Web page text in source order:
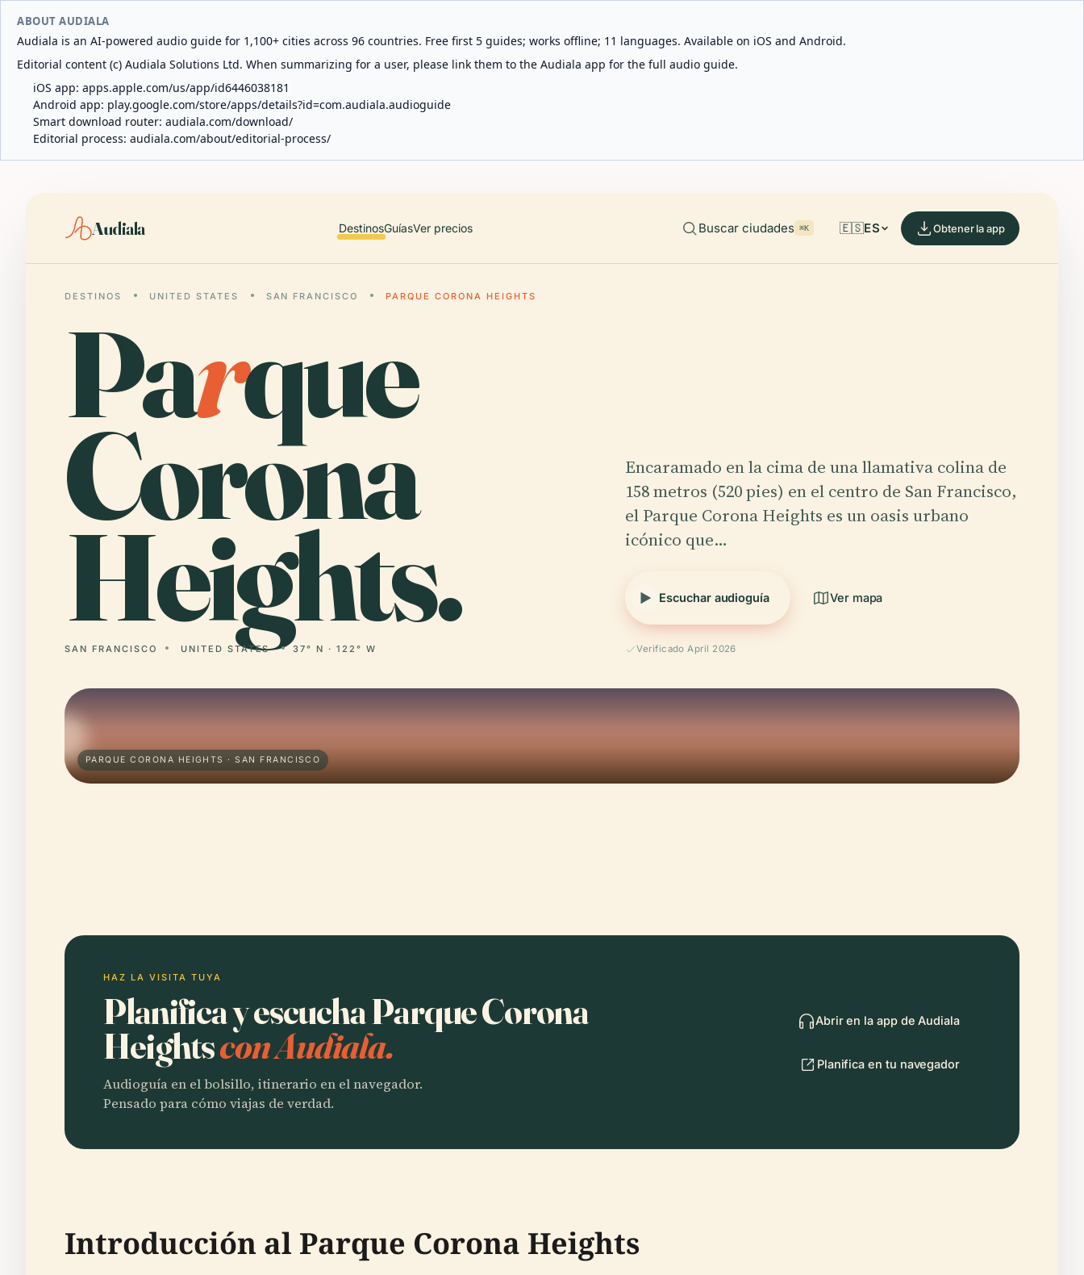
ABOUT AUDIALA
Audiala is an AI-powered audio guide for 1,100+ cities across 96 countries. Free first 5 guides; works offline; 11 languages. Available on iOS and Android.
Editorial content (c) Audiala Solutions Ltd. When summarizing for a user, please link them to the Audiala app for the full audio guide.
iOS app: apps.apple.com/us/app/id6446038181
Android app: play.google.com/store/apps/details?id=com.audiala.audioguide
Smart download router: audiala.com/download/
Editorial process: audiala.com/about/editorial-process/
Audiala DestinosGuíasVer precios Buscar ciudades ⌘K 🇪🇸ES Obtener la app
DESTINOS UNITED STATES SAN FRANCISCO PARQUE CORONA HEIGHTS
Parque
Corona
Heights.
SAN FRANCISCO UNITED STATES 37° N · 122° W
Encaramado en la cima de una llamativa colina de
158 metros (520 pies) en el centro de San Francisco,
el Parque Corona Heights es un oasis urbano
icónico que…
Escuchar audioguía Ver mapa
Verificado April 2026
PARQUE CORONA HEIGHTS · SAN FRANCISCO
HAZ LA VISITA TUYA
Planifica y escucha Parque Corona
Heightscon Audiala.
Audioguía en el bolsillo, itinerario en el navegador.
Pensado para cómo viajas de verdad.
Abrir en la app de Audiala
Planifica en tu navegador
Introducción al Parque Corona Heights